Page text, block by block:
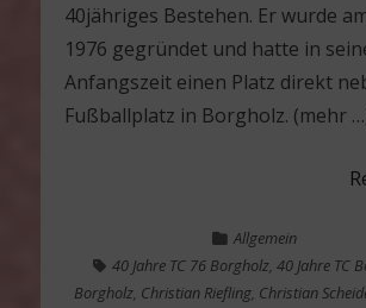
40jähriges Bestehen. Er wurde
1976 gegründet und hatte in
Anfangszeit einen Platz direkt
Fußballplatz in Borgholz. (mehr
Allgemein
40 Jahre TC 76 Borgholz, 40 Jahre TC
Borgholz, Christian Riefling, Christian